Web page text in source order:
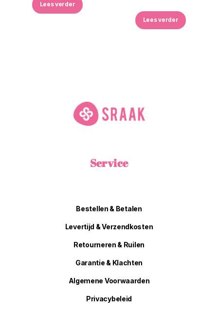
Lees verder
Lees verder
Service
Bestellen & Betalen
Levertijd & Verzendkosten
Retourneren & Ruilen
Garantie & Klachten
Algemene Voorwaarden
Privacybeleid